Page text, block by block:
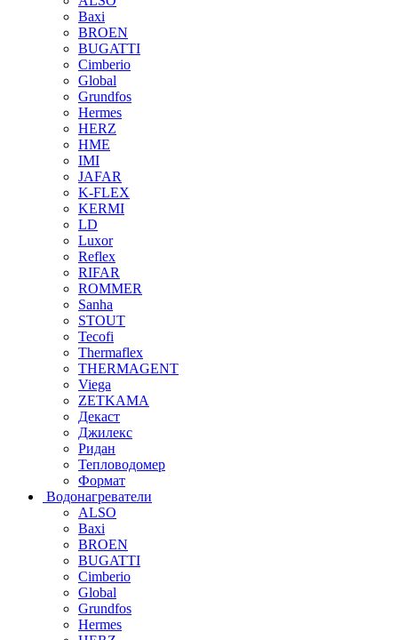
Baxi
BROEN
BUGATTI
Cimberio
Global
Grundfos
Hermes
HERZ
HME
IMI
JAFAR
K-FLEX
KERMI
LD
Luxor
Reflex
RIFAR
ROMMER
Sanha
STOUT
Tecofi
Thermaflex
THERMAGENT
Viega
ZETKAMA
Декаст
Джилекс
Ридан
Тепловодомер
Формат
Водонагреватели
ALSO
Baxi
BROEN
BUGATTI
Cimberio
Global
Grundfos
Hermes